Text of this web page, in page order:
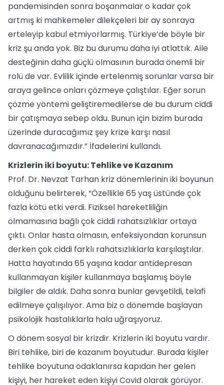
pandemisinden sonra boşanmalar o kadar çok
artmış ki mahkemeler dilekçeleri bir ay sonraya
erteleyip kabul etmiyorlarmış. Türkiye’de böyle bir
kriz şu anda yok. Biz bu durumu daha iyi atlattık. Aile
desteğinin daha güçlü olmasının burada önemli bir
rolü de var. Evlilik içinde ertelenmiş sorunlar varsa bir
araya gelince onları çözmeye çalıştılar. Eğer sorun
çözme yöntemi geliştiremedilerse de bu durum ciddi
bir çatışmaya sebep oldu. Bunun için bizim burada
üzerinde duracağımız şey krize karşı nasıl
davranacağımızdır.” İfadelerini kullandı.
Krizlerin iki boyutu: Tehlike ve Kazanım
Prof. Dr. Nevzat Tarhan kriz dönemlerinin iki boyunun
olduğunu belirterek, “Özellikle 65 yaş üstünde çok
fazla kötü etki verdi. Fiziksel hareketliliğin
olmamasına bağlı çok ciddi rahatsızlıklar ortaya
çıktı. Onlar hasta olmasın, enfeksiyondan korunsun
derken çok ciddi farklı rahatsızlıklarla karşılaştılar.
Hatta hayatında 65 yaşına kadar antidepresan
kullanmayan kişiler kullanmaya başlamış böyle
bilgiler de aldık. Daha sonra bunlar gevşetildi, telafi
edilmeye çalışılıyor. Ama biz o dönemde başlayan
psikolojik hastalıklarla hala uğraşıyoruz.
O dönem sosyal bir krizdir. Krizlerin iki boyutu vardır.
Biri tehlike, biri de kazanım boyutudur. Burada kişiler
tehlike boyutuna odaklanırsa kapıdan her gelen
kişiyi, her hareket eden kişiyi Covid olarak görüyor.